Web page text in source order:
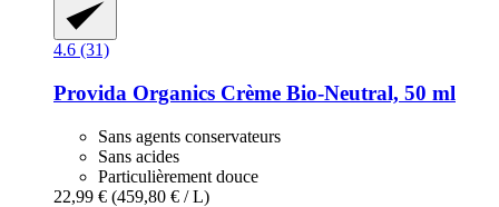
4.6 (31)
Provida Organics Crème Bio-​Neutral, 50 ml
Sans agents conservateurs
Sans acides
Particulièrement douce
22,99 € (459,80 € / L)